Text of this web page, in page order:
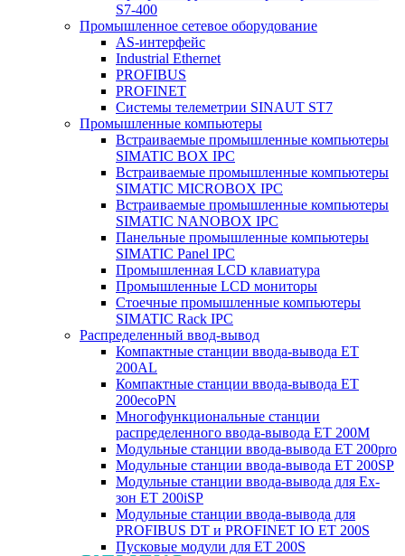
S7-400
Промышленное сетевое оборудование
AS-интерфейс
Industrial Ethernet
PROFIBUS
PROFINET
Системы телеметрии SINAUT ST7
Промышленные компьютеры
Встраиваемые промышленные компьютеры
SIMATIC BOX IPC
Встраиваемые промышленные компьютеры
SIMATIC MICROBOX IPC
Встраиваемые промышленные компьютеры
SIMATIC NANOBOX IPC
Панельные промышленные компьютеры
SIMATIC Panel IPC
Промышленная LCD клавиатура
Промышленные LCD мониторы
Стоечные промышленные компьютеры
SIMATIC Rack IPC
Распределенный ввод-вывод
Компактные станции ввода-вывода ET
200AL
Компактные станции ввода-вывода ET
200ecoPN
Многофункциональные станции
распределенного ввода-вывода ET 200M
Модульные станции ввода-вывода ET 200pro
Модульные станции ввода-вывода ET 200SP
Модульные станции ввода-вывода для Ex-
зон ET 200iSP
Модульные станции ввода-вывода для
PROFIBUS DT и PROFINET IO ET 200S
Пусковые модули для ET 200S